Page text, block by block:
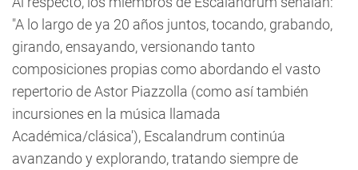
"A lo largo de ya 20 años juntos, tocando, grabando,
girando, ensayando, versionando tanto
composiciones propias como abordando el vasto
repertorio de Astor Piazzolla (como así también
incursiones en la música llamada
Académica/clásica'), Escalandrum continúa
avanzando y explorando, tratando siempre de